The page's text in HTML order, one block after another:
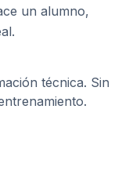
un alumno,
técnica. Sin